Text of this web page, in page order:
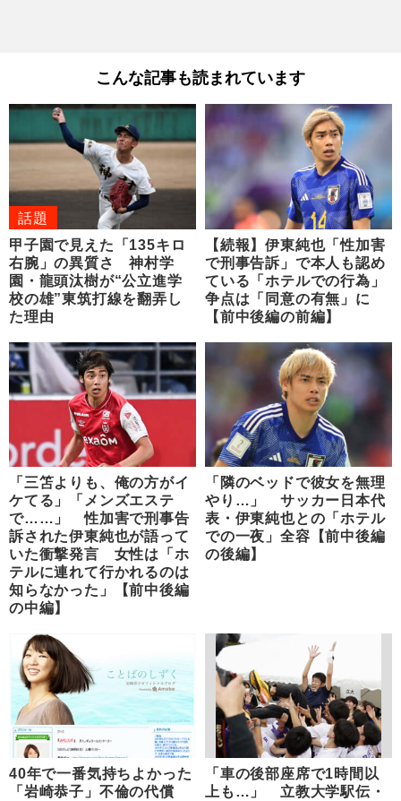
こんな記事も読まれています
話題
甲子園で見えた「135キロ
右腕」の異質さ 神村学
園・龍頭汰樹が“公立進学
校の雄”東筑打線を翻弄し
た理由
【続報】伊東純也「性加害
で刑事告訴」で本人も認め
ている「ホテルでの行為」
争点は「同意の有無」に
【前中後編の前編】
「三笘よりも、俺の方がイ
ケてる」「メンズエステ
で……」 性加害で刑事告
訴された伊東純也が語って
いた衝撃発言 女性は「ホ
テルに連れて行かれるのは
知らなかった」【前中後編
の中編】
「隣のベッドで彼女を無理
やり…」 サッカー日本代
表・伊東純也との「ホテル
での一夜」全容【前中後編
の後編】
40年で一番気持ちよかった
「岩崎恭子」不倫の代償
「車の後部座席で1時間以
上も…」 立教大学駅伝・